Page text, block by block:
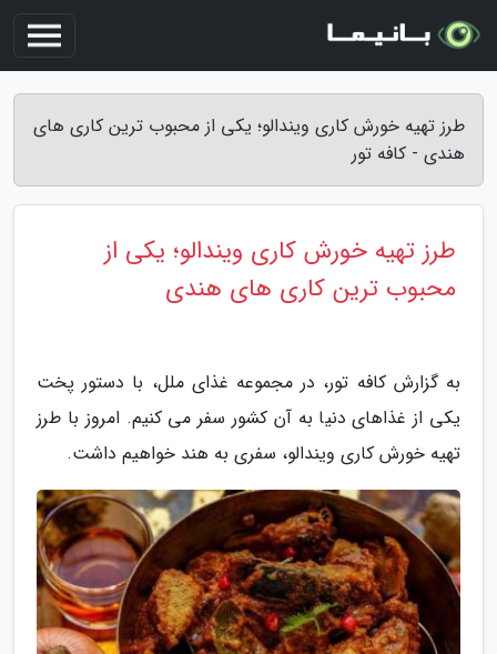
طرز تهیه خورش کاری ویندالو؛ یکی از محبوب ترین کاری های
هندی - کافه تور
طرز تهیه خورش کاری ویندالو؛ یکی از
محبوب ترین کاری های هندی
به گزارش کافه تور، در مجموعه غذای ملل، با دستور پخت
یکی از غذاهای دنیا به آن کشور سفر می کنیم. امروز با طرز
تهیه خورش کاری ویندالو، سفری به هند خواهیم داشت.